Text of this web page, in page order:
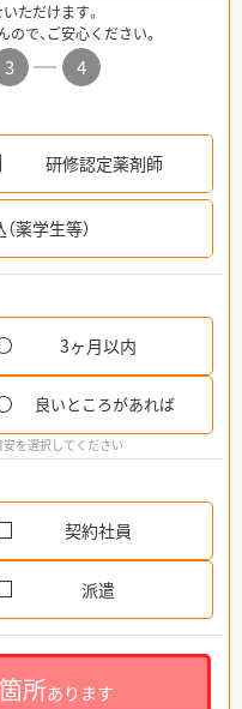
ただけます。
で、ご安心ください。
3
4
研修認定薬剤師
薬学生等）
3ヶ月以内
良いところがあれば
を選択してください
契約社員
派遣
所あります